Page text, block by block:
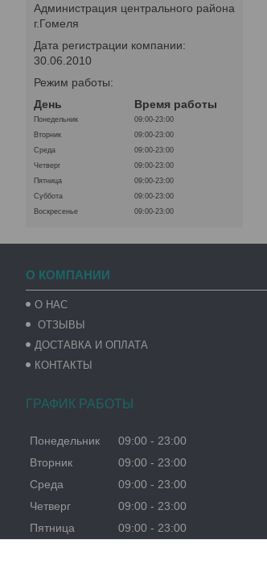
Администрация центрального района
г.Гомеля
Дата регистрации компании:
30.06.2010
Режим работы:
День
Время работы
Понедельник
09:00-23:00
Вторник
09:00-23:00
Среда
09:00-23:00
Четверг
09:00-23:00
Пятница
09:00-23:00
Суббота
09:00-23:00
Воскресенье
09:00-23:00
О КОМПАНИИ
О НАС
ОТЗЫВЫ
ДОСТАВКА И ОПЛАТА
КОНТАКТЫ
ГРАФИК РАБОТЫ
Понедельник 09:00
23:00
Вторник
09:00
23:00
Среда
09:00
23:00
Четверг
09:00
23:00
Пятница
09:00
23:00